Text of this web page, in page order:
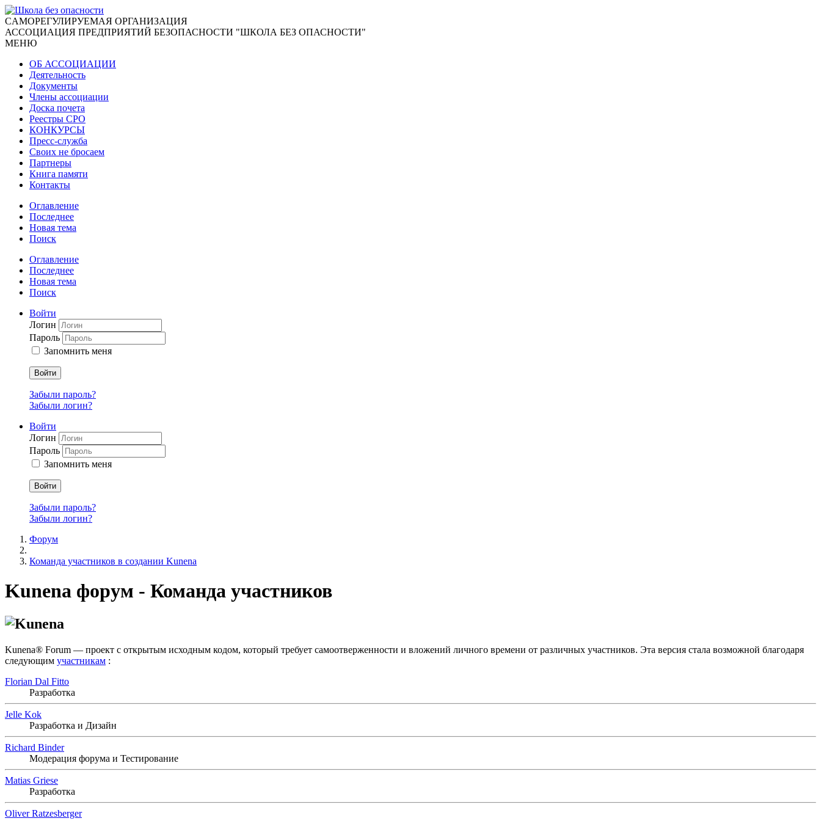
CАМОРЕГУЛИРУЕМАЯ ОРГАНИЗАЦИЯ
АССОЦИАЦИЯ ПРЕДПРИЯТИЙ БЕЗОПАСНОСТИ "ШКОЛА БЕЗ ОПАСНОСТИ"
МЕНЮ
ОБ АССОЦИАЦИИ
Деятельность
Документы
Члены ассоциации
Доска почета
Реестры СРО
КОНКУРСЫ
Пресс-служба
Своих не бросаем
Партнеры
Книга памяти
Контакты
Оглавление
Последнее
Новая тема
Поиск
Оглавление
Последнее
Новая тема
Поиск
Войти
Логин
Пароль
Запомнить меня
Войти
Забыли пароль?
Забыли логин?
Войти
Логин
Пароль
Запомнить меня
Войти
Забыли пароль?
Забыли логин?
Форум
Команда участников в создании Kunena
Kunena форум - Команда участников
Kunena® Forum — проект с открытым исходным кодом, который требует самоотверженности и вложений личного времени от различных участников. Эта версия стала возможной благодаря
следующим участникам :
Florian Dal Fitto
Разработка
Jelle Kok
Разработка и Дизайн
Richard Binder
Модерация форума и Тестирование
Matias Griese
Разработка
Oliver Ratzesberger